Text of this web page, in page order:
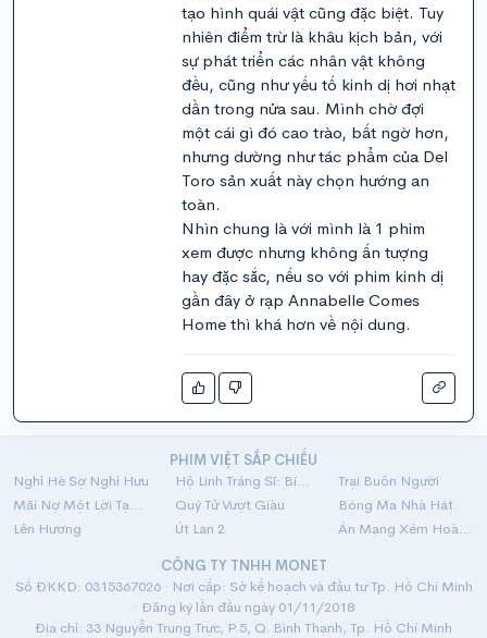
tạo hình quái vật cũng đặc biệt. Tuy
nhiên điểm trừ là khâu kịch bản, với
sự phát triển các nhân vật không
đều, cũng như yếu tố kinh dị hơi nhạt
dần trong nửa sau. Mình chờ đợi
một cái gì đó cao trào, bất ngờ hơn,
nhưng dường như tác phẩm của Del
Toro sản xuất này chọn hướng an
toàn.
Nhìn chung là với mình là 1 phim
xem được nhưng không ấn tượng
hay đặc sắc, nếu so với phim kinh dị
gần đây ở rạp Annabelle Comes
Home thì khá hơn về nội dung.
PHIM VIỆT SẮP CHIẾU
Nghỉ Hè Sợ Nghỉ Hưu
Hộ Linh Tráng Sĩ: Bí Ẩn Mộ Vua Đinh
Trại Buôn Người
Mãi Nợ Một Lời Tạm Biệt
Quý Tử Vượt Giàu
Bóng Ma Nhà Hát
Lên Hương
Út Lan 2
Án Mạng Xém Hoàn Hảo
CÔNG TY TNHH MONET
Số ĐKKD: 0315367026 · Nơi cấp: Sở kế hoạch và đầu tư Tp. Hồ Chí Minh
· Đăng ký lần đầu ngày 01/11/2018
Địa chỉ: 33 Nguyễn Trung Trực, P.5, Q. Bình Thạnh, Tp. Hồ Chí Minh